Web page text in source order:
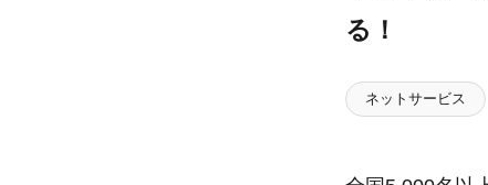
る！
ネットサービス